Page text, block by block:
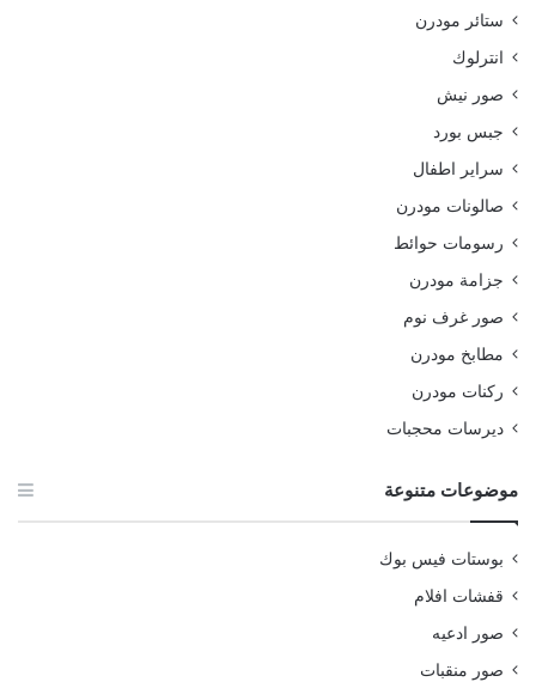
ستائر مودرن
انترلوك
صور نيش
جبس بورد
سراير اطفال
صالونات مودرن
رسومات حوائط
جزامة مودرن
صور غرف نوم
مطابخ مودرن
ركنات مودرن
ديرسات محجبات
موضوعات متنوعة
بوستات فيس بوك
قفشات افلام
صور ادعيه
صور منقبات